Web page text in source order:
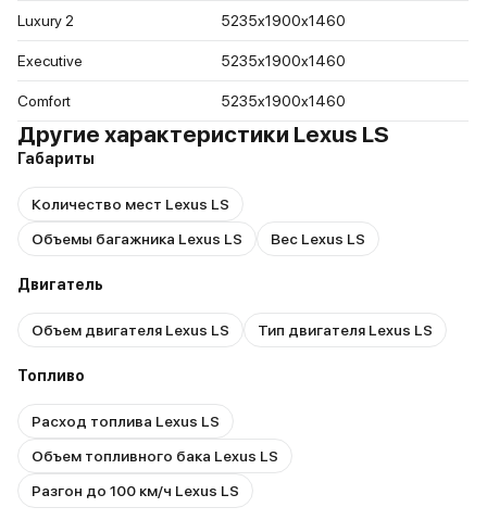
Luxury 2 5235x1900x1460
Executive 5235x1900x1460
Comfort 5235x1900x1460
Другие характеристики Lexus LS
Габариты
Количество мест Lexus LS
Объемы багажника Lexus LS
Вес Lexus LS
Двигатель
Объем двигателя Lexus LS Тип двигателя Lexus LS
Топливо
Расход топлива Lexus LS
Объем топливного бака Lexus LS
Разгон до 100 км/ч Lexus LS